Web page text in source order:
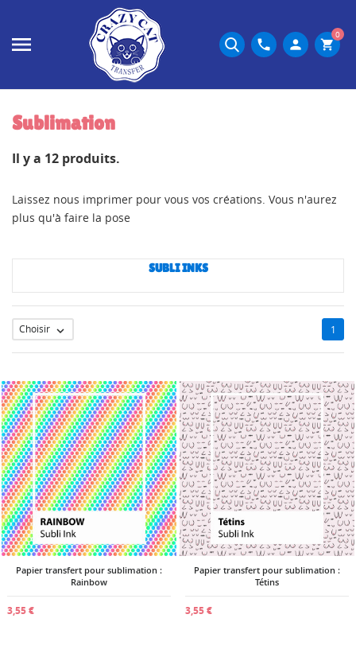
phone person shopping_cart
0
Sublimation
Il y a 12 produits.
Laissez nous imprimer pour vous vos créations. Vous n'aurez
plus qu'à faire la pose
SUBLI INKS
Choisir  1
Papier transfert pour sublimation :
Rainbow
3,55 €
Papier transfert pour sublimation :
Tétins
3,55 €